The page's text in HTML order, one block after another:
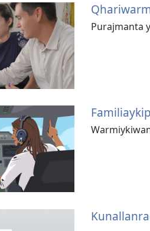
Purajmanta